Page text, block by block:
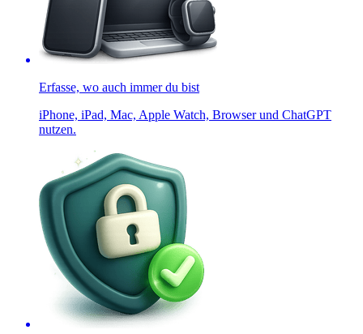
Erfasse, wo auch immer du bist
iPhone, iPad, Mac, Apple Watch, Browser und ChatGPT
nutzen.